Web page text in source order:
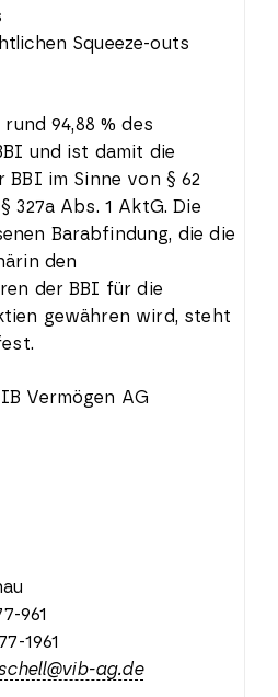
Squeeze-outs
94,88 % des
und ist damit die
im Sinne von § 62
327a Abs. 1 AktG. Die
Barabfindung, die die
den
der BBI für die
gewähren wird, steht
Vermögen AG
961
1961
ag.de